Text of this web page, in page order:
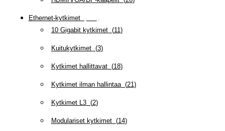
Ethernet-kytkimet(
10 Gigabit kytkimet(11)
Kuitukytkimet(3)
Kytkimet hallittavat(18)
Kytkimet ilman hallintaa(21)
Kytkimet L3(2)
Modulariset kytkimet(14)